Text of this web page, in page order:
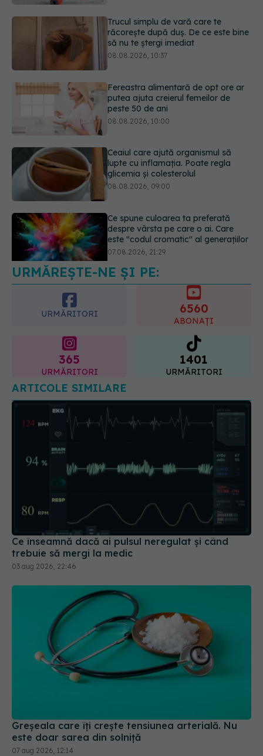
Fereastra alimentară de opt ore ar
putea ajuta creierul femeilor de
peste 50 de ani
08.08.2026, 10:00
Ceaiul care ajută organismul să
lupte cu inflamația. Poate regla
glicemia și colesterolul
08.08.2026, 09:00
Ce spune culoarea ta preferată
despre vârsta pe care o ai. Care
este "codul cromatic" al generațiilor
07.08.2026, 21:29
Analiza de sânge AST (SGOT): ce
înseamnă rezultatele și când sunt un
semnal de alarmă
08.08.2026, 11:00
URMĂREȘTE-NE ȘI PE:
URMĂRITORI 6560
ABONAȚI
365
URMĂRITORI
1401
URMĂRITORI
ARTICOLE SIMILARE
Ce înseamnă dacă ai pulsul neregulat și când
trebuie să mergi la medic
03 aug 2026, 22:46
Greșeala care îți crește tensiunea arterială. Nu
este doar sarea din solniță
07 aug 2026, 12:14